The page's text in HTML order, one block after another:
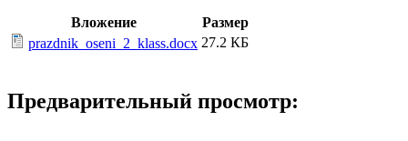
Вложение
Размер
prazdnik_oseni_2_klass.docx 27.2 КБ
Предварительный просмотр: